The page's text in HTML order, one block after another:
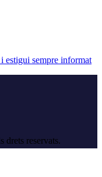
i estigui sempre informat
reservats.